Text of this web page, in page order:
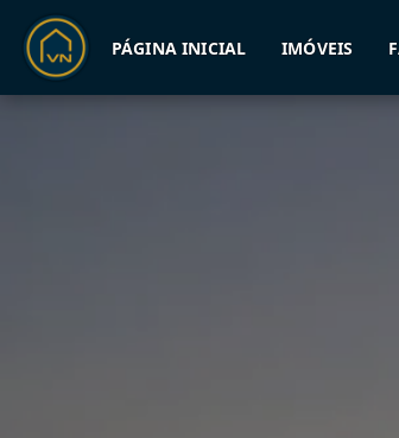
PÁGINA INICIAL IMÓVEIS